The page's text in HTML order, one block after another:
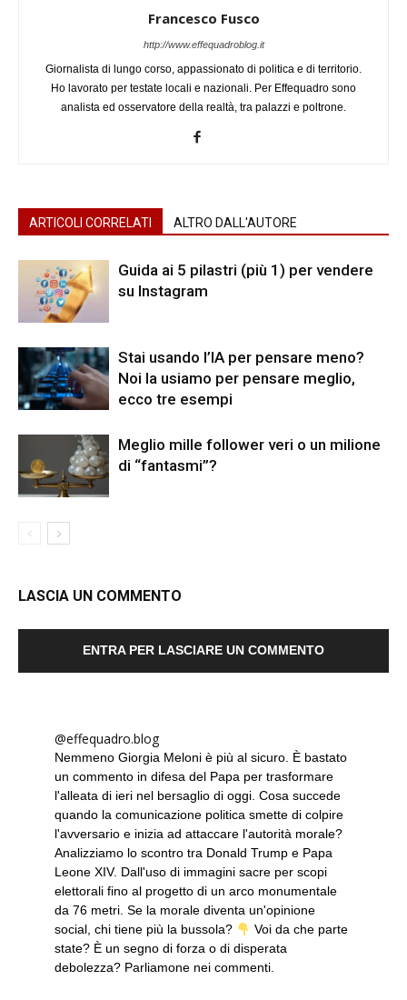
Francesco Fusco
http://www.effequadroblog.it
Giornalista di lungo corso, appassionato di politica e di territorio.
Ho lavorato per testate locali e nazionali. Per Effequadro sono
analista ed osservatore della realtà, tra palazzi e poltrone.
ARTICOLI CORRELATI ALTRO DALL'AUTORE
Guida ai 5 pilastri (più 1) per vendere
su Instagram
Stai usando l’IA per pensare meno?
Noi la usiamo per pensare meglio,
ecco tre esempi
Meglio mille follower veri o un milione
di “fantasmi”?
LASCIA UN COMMENTO
ENTRA PER LASCIARE UN COMMENTO
@effequadro.blog
Nemmeno Giorgia Meloni è più al sicuro. È bastato
un commento in difesa del Papa per trasformare
l'alleata di ieri nel bersaglio di oggi. Cosa succede
quando la comunicazione politica smette di colpire
l'avversario e inizia ad attaccare l'autorità morale?
Analizziamo lo scontro tra Donald Trump e Papa
Leone XIV. Dall'uso di immagini sacre per scopi
elettorali fino al progetto di un arco monumentale
da 76 metri. Se la morale diventa un'opinione
social, chi tiene più la bussola?
Voi da che parte
state? È un segno di forza o di disperata
debolezza? Parliamone nei commenti.